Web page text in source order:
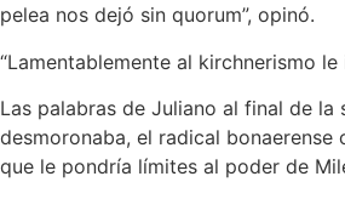
pelea nos dejó sin quorum”, opinó.
“Lamentablemente al kirchnerismo
Las palabras de Juliano al final de
desmoronaba, el radical
que le pondría límites al poder de